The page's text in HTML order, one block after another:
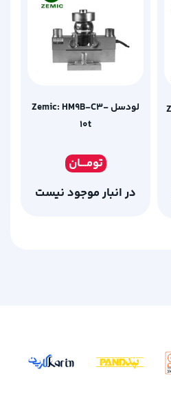
لودسل Zemic: HM9B-C3-
10t
تومـــان
در انبار موجود نیست